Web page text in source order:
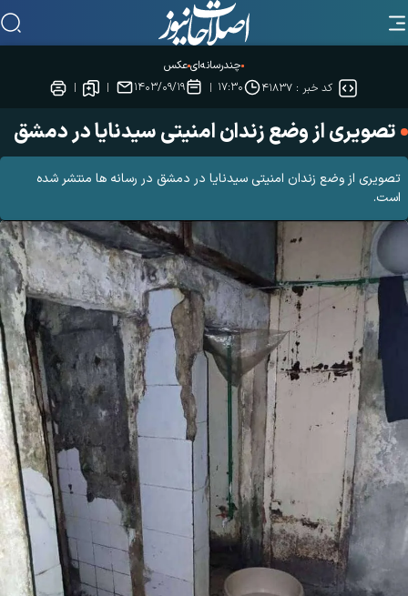
چندرسانه‌ایعکس
کد خبر : ۴۱۸۳۷ ۱۷:۳۰ ۱۴۰۳/۰۹/۱۹
تصویری از وضع زندان امنیتی سیدنایا در دمشق
تصویری از وضع زندان امنیتی سیدنایا در دمشق در رسانه ها منتشر شده
است.